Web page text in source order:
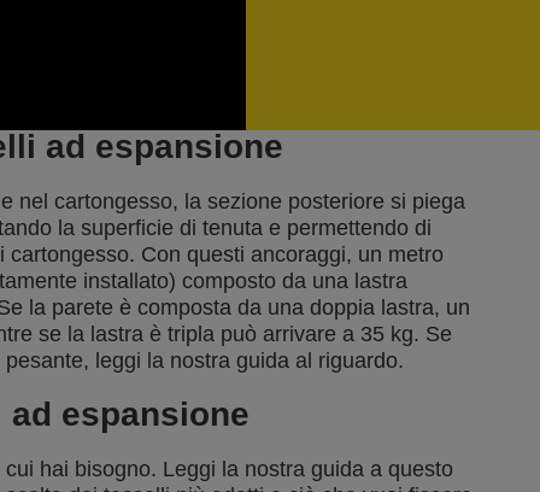
ad espansione
nel cartongesso, la sezione posteriore si piega
la superficie di tenuta e permettendo di
Con questi ancoraggi, un metro
installato) composto da una lastra
la parete è composta da una doppia lastra, un
se la lastra è tripla può arrivare a 35 kg. Se
leggi la nostra guida al riguardo.
espansione
hai bisogno. Leggi la nostra guida a questo